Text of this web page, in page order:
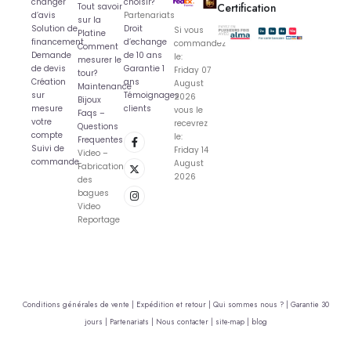
d’avis
Solution de
financement
Demande
de devis
Création
sur
mesure
votre
compte
Suivi de
commande
Tout savoir
sur la
Platine
Comment
mesurer le
tour?
Maintenance
Bijoux
Faqs –
Questions
Frequentes
Video –
Fabrication
des
bagues
Video
Reportage
Partenariats
Droit
d’echange
de 10 ans
Garantie 1
ans
Témoignages
clients
Si vous
commandez
le:
Friday 07
August
2026
vous le
recevrez
le:
Friday 14
August
2026
Certification
Conditions générales de vente | Expédition et retour | Qui sommes nous ? | Garantie 30
jours |
Partenariats | Nous contacter | site-map | blog